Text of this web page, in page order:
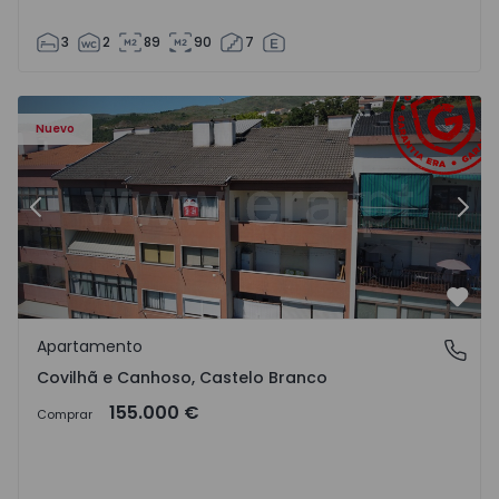
3 2 89 90 7
Nuevo
- 18
Apartamento T2 Covilhã, Covilhã e Canhoso - 1497806 -
Anterior
Covilhã e Canhoso, Castelo Branco
Apartamento
Covilhã e Canhoso, Castelo Branco
Comprar 155.000 €